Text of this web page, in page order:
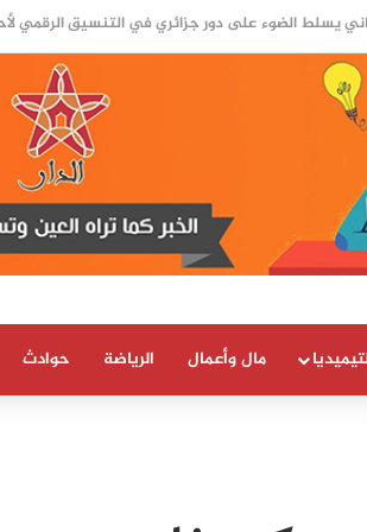
حول سبتة ومليلية.. وثيقة رسمية تعزز الطرح
مال وأعمال الرياضة حوادث